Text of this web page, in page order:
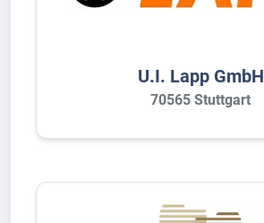
U.I. Lapp GmbH
70565 Stuttgart